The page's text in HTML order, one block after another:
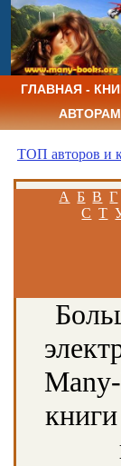
ГЛАВНАЯ -
ТОП авторов и
А Б В Г
С Т